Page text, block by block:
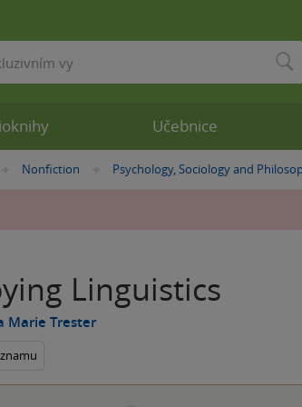
»
Nonfiction »Psychology, Sociology and
Linguistics
Marie Trester
Učebnice